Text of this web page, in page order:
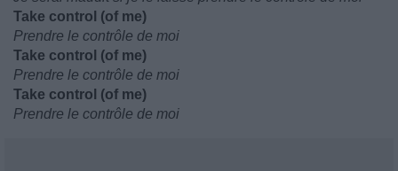
Take control (of me)
Prendre le contrôle de moi
Take control (of me)
Prendre le contrôle de moi
Take control (of me)
Prendre le contrôle de moi